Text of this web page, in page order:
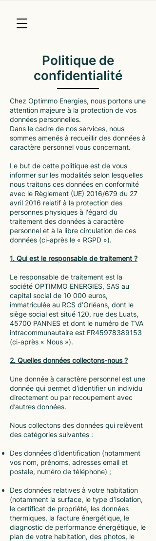
Politique de
confidentialité
Chez Optimmo Energies, nous portons une
attention majeure à la protection de vos
données personnelles.
Dans le cadre de nos services, nous
sommes amenés à recueillir des données à
caractère personnel vous concernant.
Le but de cette politique est de vous
informer sur les modalités selon lesquelles
nous traitons ces données en conformité
avec le Règlement (UE) 2016/679 du 27
avril 2016 relatif à la protection des
personnes physiques à l'égard du
traitement des données à caractère
personnel et à la libre circulation de ces
données (ci-après le « RGPD »).
1. Qui est le responsable de traitement ?
Le responsable de traitement est la
société OPTIMMO ENERGIES, SAS au
capital social de 10 000 euros,
immatriculée au RCS d’Orléans, dont le
siège social est situé 120, rue des Luats,
45700 PANNES et dont le numéro de TVA
intracommunautaire est FR45978389153
(ci-après « Nous »).
2. Quelles données collectons-nous ?
Une donnée à caractère personnel est une
donnée qui permet d’identifier un individu
directement ou par recoupement avec
d’autres données.
Nous collectons des données qui relèvent
des catégories suivantes :
Des données d’identification (notamment
vos nom, prénoms, adresses email et
postale, numéro de téléphone) ;
Des données relatives à votre habitation
(notamment la surface, le type d’isolation,
le certificat de propriété, les données
thermiques, la facture énergétique, le
diagnostic de performance énergétique, le
plan de votre habitation, des photos, le